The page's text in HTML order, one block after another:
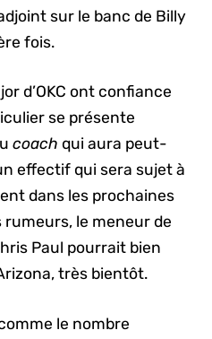
sur le banc de Billy
fois.
d’OKC ont confiance
se présente
coach qui aura peut-
effectif qui sera sujet à
dans les prochaines
le meneur de
Paul pourrait bien
très bientôt.
le nombre